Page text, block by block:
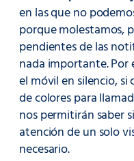
en las que no
porque molestamos,
pendientes de las
nada importante. Por
el móvil en silencio,
de colores para
nos permitirán saber
atención de un solo
necesario.